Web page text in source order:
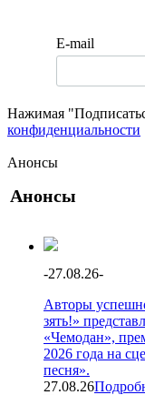
E-mail
Нажимая
конфиденциальности
Анонсы
Анонсы
-27.08.26-
Авторы
зять!»
«Чемодан»,
2026 года на
песня».
27.08.26